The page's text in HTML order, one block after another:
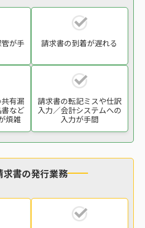
が手
請求書の到着が遅れる
共有漏
など
煩雑
請求書の転記ミスや仕訳
入力／会計システムへの
入力が手間
求書の発行業務